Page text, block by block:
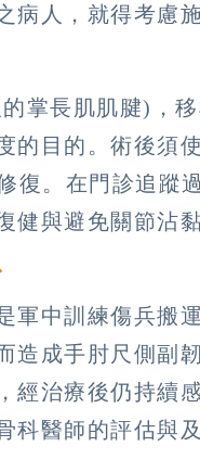
病人，就得考慮
掌長肌肌腱)，
的目的。術後須
復。在門診追蹤
健與避免關節沾黏
軍中訓練傷兵搬
造成手肘尺側副
經治療後仍持續
科醫師的評估與